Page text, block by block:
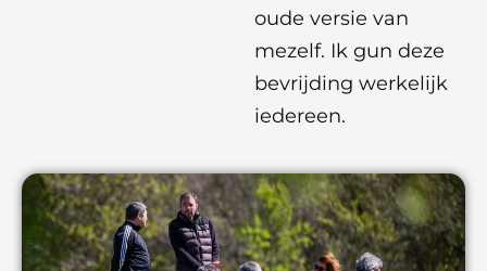
oude versie van
mezelf. Ik gun deze
bevrijding werkelijk
iedereen.